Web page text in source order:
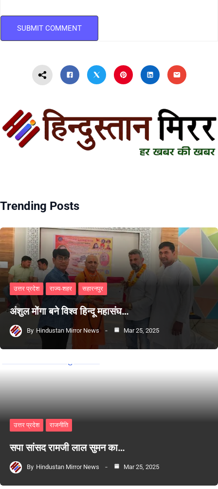
Trending Posts
उत्तर प्रदेश राज्य-शहर सहारनपुर
अंशुल मोंगा बने विश्व हिन्दू महासंघ…
By Hindustan Mirror News Mar 25, 2025
उत्तर प्रदेश राजनीति
सपा सांसद रामजी लाल सुमन का…
By Hindustan Mirror News Mar 25, 2025